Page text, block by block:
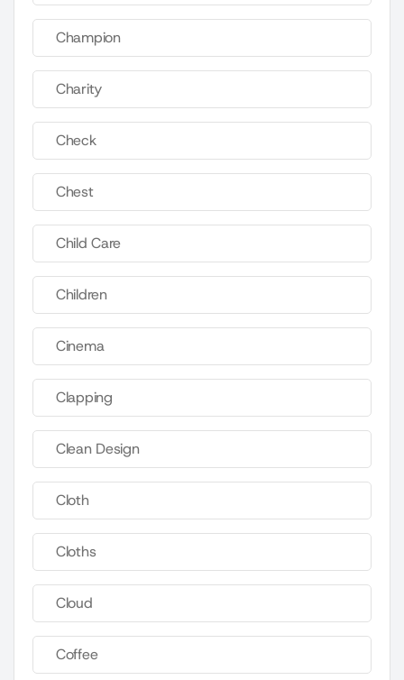
Champion
Charity
Check
Chest
Child Care
Children
Cinema
Clapping
Clean Design
Cloth
Cloths
Cloud
Coffee